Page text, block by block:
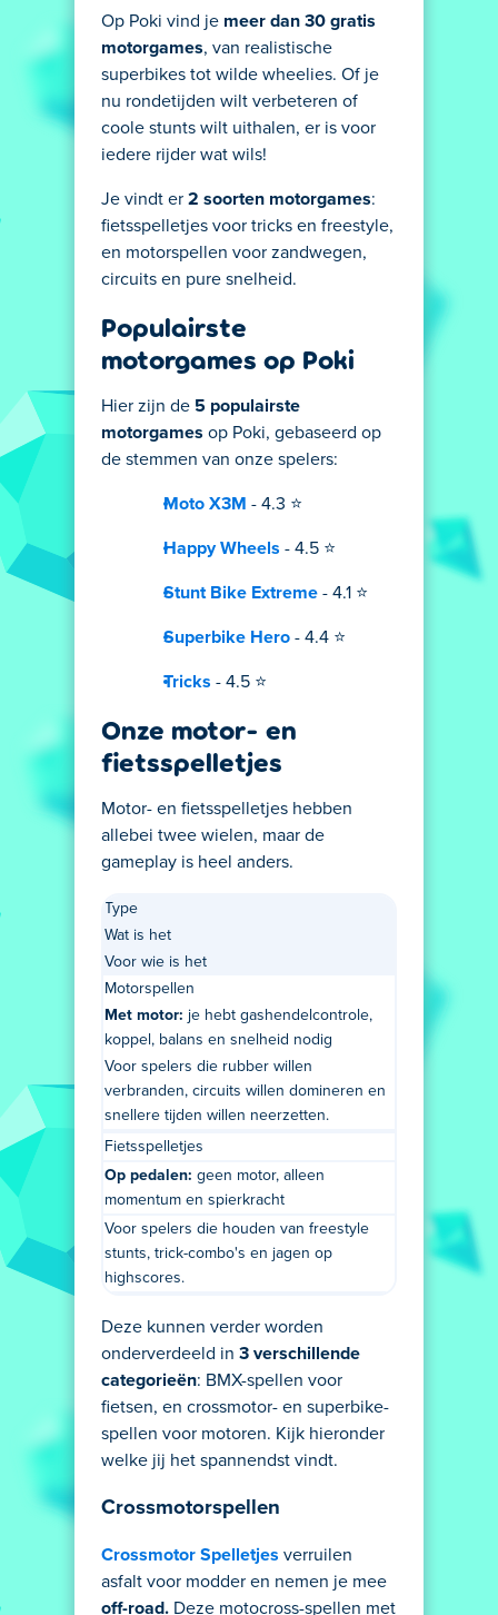
Op Poki vind je meer dan 30 gratis
motorgames, van realistische
superbikes tot wilde wheelies. Of je
nu rondetijden wilt verbeteren of
coole stunts wilt uithalen, er is voor
iedere rijder wat wils!
Je vindt er 2 soorten motorgames:
fietsspelletjes voor tricks en freestyle,
en motorspellen voor zandwegen,
circuits en pure snelheid.
Populairste
motorgames op Poki
Hier zijn de 5 populairste
motorgames op Poki, gebaseerd op
de stemmen van onze spelers:
Moto X3M - 4.3 ⭐
Happy Wheels - 4.5 ⭐
Stunt Bike Extreme - 4.1 ⭐
Superbike Hero - 4.4 ⭐
Tricks - 4.5 ⭐
Onze motor- en
fietsspelletjes
Motor- en fietsspelletjes hebben
allebei twee wielen, maar de
gameplay is heel anders.
Type
Wat is het
Voor wie is het
Motorspellen
Met motor: je hebt gashendelcontrole,
koppel, balans en snelheid nodig
Voor spelers die rubber willen
verbranden, circuits willen domineren en
snellere tijden willen neerzetten.
Fietsspelletjes
Op pedalen: geen motor, alleen
momentum en spierkracht
Voor spelers die houden van freestyle
stunts, trick-combo's en jagen op
highscores.
Deze kunnen verder worden
onderverdeeld in 3 verschillende
categorieën: BMX-spellen voor
fietsen, en crossmotor- en superbike-
spellen voor motoren. Kijk hieronder
welke jij het spannendst vindt.
Crossmotorspellen
Crossmotor Spelletjes verruilen
asfalt voor modder en nemen je mee
off-road. Deze motocross-spellen met